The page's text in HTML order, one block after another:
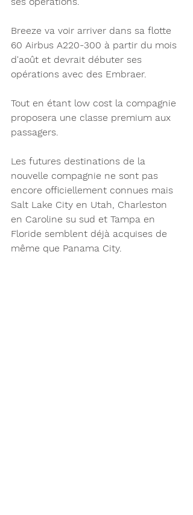
Breeze va voir arriver dans sa flotte
60 Airbus A220-300 à partir du mois
d'août et devrait débuter ses
opérations avec des Embraer.
Tout en étant low cost la compagnie
proposera une classe premium aux
passagers.
Les futures destinations de la
nouvelle compagnie ne sont pas
encore officiellement connues mais
Salt Lake City en Utah, Charleston
en Caroline su sud et Tampa en
Floride semblent déjà acquises de
même que Panama City.